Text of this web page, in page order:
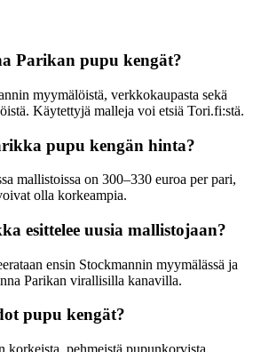
Parikan pupu kengät?
myymälöistä, verkkokaupasta sekä
Käytettyjä malleja voi etsiä Tori.fi:stä.
pupu kengän hinta?
mallistoissa on 300–330 euroa per pari,
olla korkeampia.
esittelee uusia mallistojaan?
ensin Stockmannin myymälässä ja
Parikan virallisilla kanavilla.
pupu kengät?